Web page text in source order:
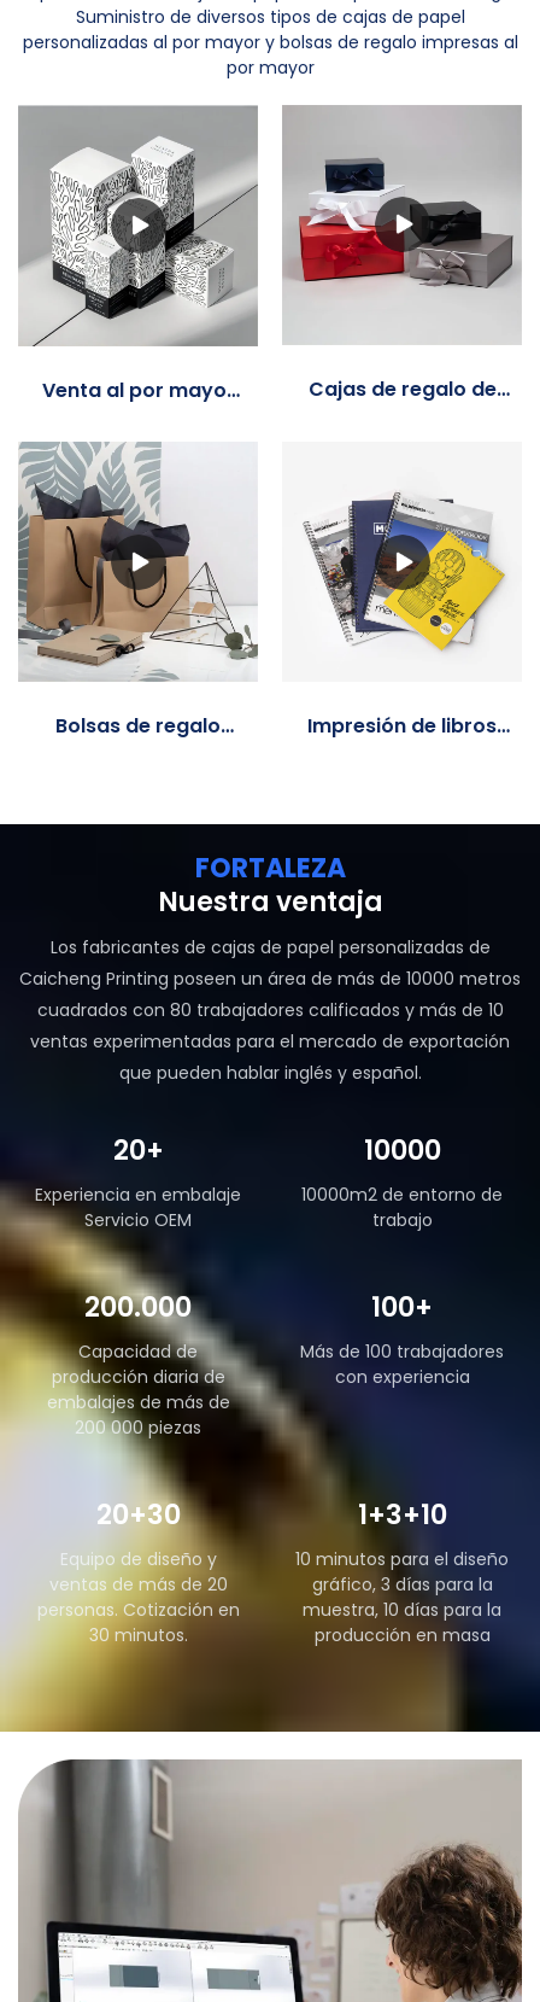
Suministro de diversos tipos de cajas de papel
personalizadas al por mayor y bolsas de regalo impresas al
por mayor
Venta al por mayor
personalizadas
Cajas de regalo de
Bolsas de regalo
Impresión de libros
FORTALEZA
Nuestra ventaja
Los fabricantes de cajas de papel personalizadas de
Caicheng Printing poseen un área de más de 10000 metros
cuadrados con 80 trabajadores calificados y más de 10
ventas experimentadas para el mercado de exportación
que pueden hablar inglés y español.
20+
Experiencia en embalaje
Servicio OEM
10000
10000m2 de entorno de
trabajo
200.000
Capacidad de
producción diaria de
embalajes de más de
200 000 piezas
100+
Más de 100 trabajadores
con experiencia
20+30
Equipo de diseño y
ventas de más de 20
personas. Cotización en
30 minutos.
1+3+10
10 minutos para el diseño
gráfico, 3 días para la
muestra, 10 días para la
producción en masa